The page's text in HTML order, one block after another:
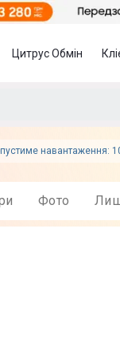
Цитрус Обмін
навантаження:
Фото